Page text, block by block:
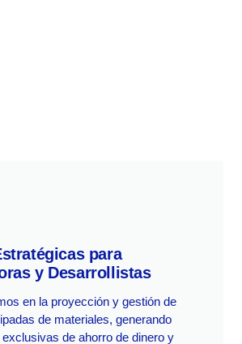
para
y Desarrollistas
en la proyección y gestión de
de materiales, generando
de ahorro de dinero y